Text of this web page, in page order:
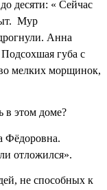
десяти: « Сейчас
Мур
Анна
губа с
мелких морщинок,
в этом доме?
Фёдоровна.
отложился».
не способных к